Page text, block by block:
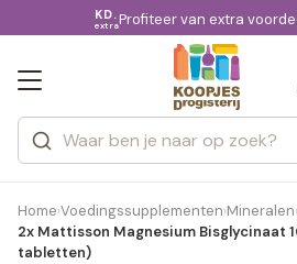
voor 20:00 uur
Gratis bezorging
KD.
extraProfiteer van extra
Zoeken
Categorieën
Merken
Home›Voedingssupplementen›Mineralen›
2x Mattisson Magnesium Bisglycinaat
tabletten)